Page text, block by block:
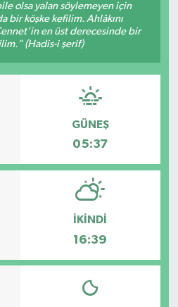
olsa yalan söylemeyen için
bir köşke kefilim. Ahlâkını
en üst derecesinde bir
(Hadis-i şerif)
GÜNEŞ
05:37
İKINDI
16:39